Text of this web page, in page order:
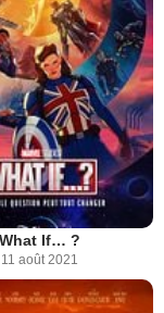
What If… ?
11 août 2021